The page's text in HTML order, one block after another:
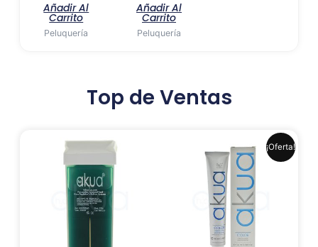
Añadir Al
Carrito
Peluquería
Añadir Al
Carrito
Peluquería
Top de Ventas
¡Oferta!
precio
original
era:
6,99 €.
precio
actual
es:
6,41 €.
Este